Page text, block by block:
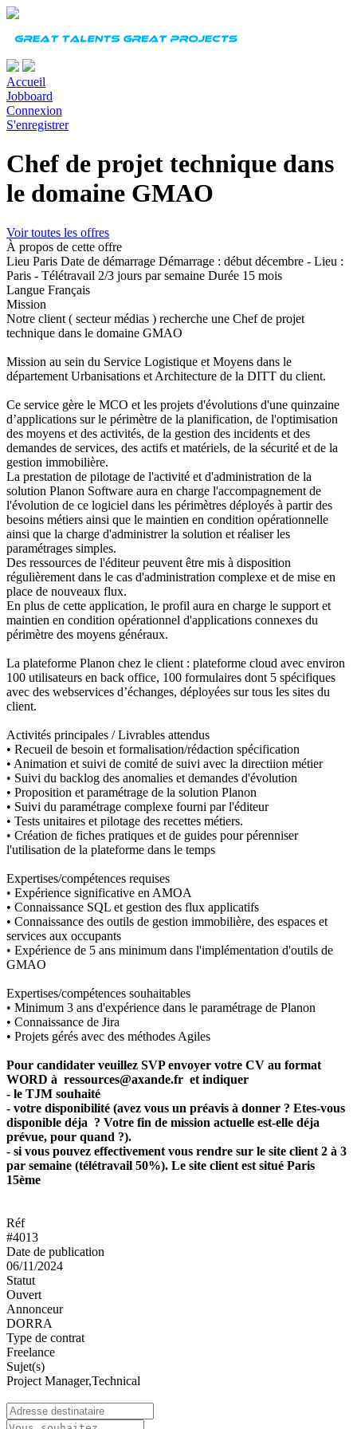
Accueil
Jobboard
Connexion
S'enregistrer
Chef de projet technique dans
le domaine GMAO
Voir toutes les offres
À propos de cette offre
Lieu Paris Date de démarrage Démarrage : début décembre - Lieu :
Paris - Télétravail 2/3 jours par semaine Durée 15 mois
Langue Français
Mission
Notre client ( secteur médias ) recherche une Chef de projet
technique dans le domaine GMAO
Mission au sein du Service Logistique et Moyens dans le
département Urbanisations et Architecture de la DITT du client.
Ce service gère le MCO et les projets d'évolutions d'une quinzaine
d’applications sur le périmètre de la planification, de l'optimisation
des moyens et des activités, de la gestion des incidents et des
demandes de services, des actifs et matériels, de la sécurité et de la
gestion immobilière.
La prestation de pilotage de l'activité et d'administration de la
solution Planon Software aura en charge l'accompagnement de
l'évolution de ce logiciel dans les périmètres déployés à partir des
besoins métiers ainsi que le maintien en condition opérationnelle
ainsi que la charge d'administrer la solution et réaliser les
paramétrages simples.
Des ressources de l'éditeur peuvent être mis à disposition
régulièrement dans le cas d'administration complexe et de mise en
place de nouveaux flux.
En plus de cette application, le profil aura en charge le support et
maintien en condition opérationnel d'applications connexes du
périmètre des moyens généraux.
La plateforme Planon chez le client : plateforme cloud avec environ
100 utilisateurs en back office, 100 formulaires dont 5 spécifiques
avec des webservices d’échanges, déployées sur tous les sites du
client.
Activités principales / Livrables attendus
• Recueil de besoin et formalisation/rédaction spécification
• Animation et suivi de comité de suivi avec la directiion métier
• Suivi du backlog des anomalies et demandes d'évolution
• Proposition et paramétrage de la solution Planon
• Suivi du paramétrage complexe fourni par l'éditeur
• Tests unitaires et pilotage des recettes métiers.
• Création de fiches pratiques et de guides pour pérenniser
l'utilisation de la plateforme dans le temps
Expertises/compétences requises
• Expérience significative en AMOA
• Connaissance SQL et gestion des flux applicatifs
• Connaissance des outils de gestion immobilière, des espaces et
services aux occupants
• Expérience de 5 ans minimum dans l'implémentation d'outils de
GMAO
Expertises/compétences souhaitables
• Minimum 3 ans d'expérience dans le paramétrage de Planon
• Connaissance de Jira
• Projets gérés avec des méthodes Agiles
Pour candidater veuillez SVP envoyer votre CV au format
WORD à ressources@axande.fr et indiquer
- le TJM souhaité
- votre disponibilité (avez vous un préavis à donner ? Etes-vous
disponible déja ? Votre fin de mission actuelle est-elle déja
prévue, pour quand ?).
- si vous pouvez effectivement vous rendre sur le site client 2 à 3
par semaine (télétravail 50%). Le site client est situé Paris
15ème
Réf
#4013
Date de publication
06/11/2024
Statut
Ouvert
Annonceur
DORRA
Type de contrat
Freelance
Sujet(s)
Project Manager,Technical